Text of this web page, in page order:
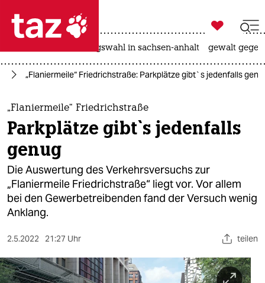
 taz zahl ich
taz zahl ich
themen
politik
öko
gesellschaft
kultur
sport
berlin

taz zahl ich
landtagswahl in sachsen-anhalt gewalt
„Flaniermeile“ Friedrichstraße: Parkplätze gibt`s jedenfalls
„Flaniermeile“ Friedrichstraße
Parkplätze gibt`s jedenfalls
genug
Die Auswertung des Verkehrsversuchs zur
„Flaniermeile Friedrichstraße“ liegt vor. Vor allem
bei den Gewerbetreibenden fand der Versuch wenig
Anklang.
2.5.2022 21:27 Uhr teilen